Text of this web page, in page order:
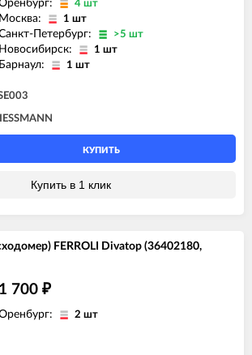
4 шт
Москва: 1 шт
Петербург: >5 шт
Новосибирск: 1 шт
Барнаул: 1 шт
КУПИТЬ
Купить в 1 клик
FERROLI Divatop (36402180,
1 700 ₽
2 шт